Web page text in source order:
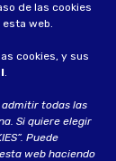
de las cookies
web.
cookies, y sus
.
admitir todas las
Si quiere elegir
Puede
web haciendo